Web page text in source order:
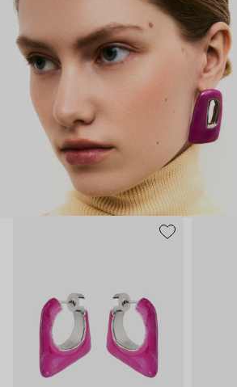
заметные украшения – Дом Marni уже
своему неподражаемому почерку, а
молодыми художниками привносят в